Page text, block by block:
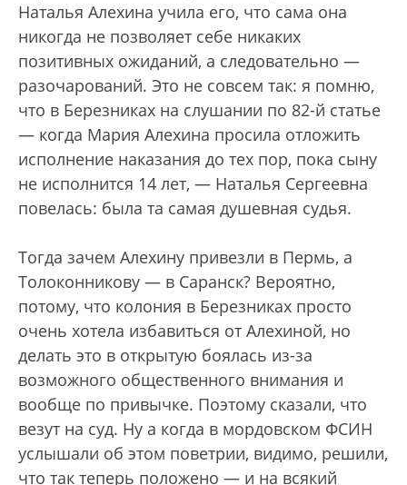
Наталья Алехина учила его, что сама она
никогда не позволяет себе никаких
позитивных ожиданий, а следовательно —
разочарований. Это не совсем так: я помню,
что в Березниках на слушании по 82-й статье
— когда Мария Алехина просила отложить
исполнение наказания до тех пор, пока сыну
не исполнится 14 лет, — Наталья Сергеевна
повелась: была та самая душевная судья.
Тогда зачем Алехину привезли в Пермь, а
Толоконникову — в Саранск? Вероятно,
потому, что колония в Березниках просто
очень хотела избавиться от Алехиной, но
делать это в открытую боялась из-за
возможного общественного внимания и
вообще по привычке. Поэтому сказали, что
везут на суд. Ну а когда в мордовском ФСИН
услышали об этом поветрии, видимо, решили,
что так теперь положено — и на всякий